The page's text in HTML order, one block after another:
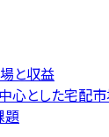
と収益
心とした宅配
題